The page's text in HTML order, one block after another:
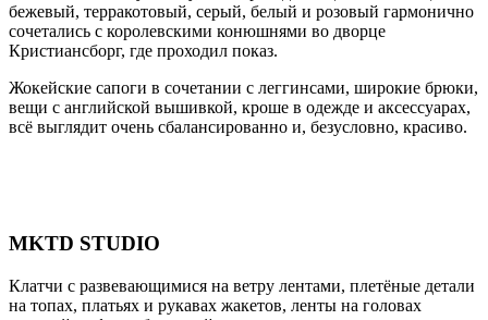
бежевый, терракотовый, серый, белый и розовый гармонично
сочетались с королевскими конюшнями во дворце
Кристиансборг, где проходил показ.
Жокейские сапоги в сочетании с леггинсами, широкие брюки,
вещи с английской вышивкой, кроше в одежде и аксессуарах,
всё выглядит очень сбалансированно и, безусловно, красиво.
MKTD STUDIO
Клатчи с развевающимися на ветру лентами, плетёные детали
на топах, платьях и рукавах жакетов, ленты на головах